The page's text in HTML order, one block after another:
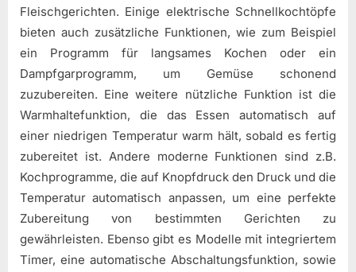
Fleischgerichten. Einige elektrische Schnellkochtöpfe
bieten auch zusätzliche Funktionen, wie zum Beispiel
ein Programm für langsames Kochen oder ein
Dampfgarprogramm, um Gemüse schonend
zuzubereiten. Eine weitere nützliche Funktion ist die
Warmhaltefunktion, die das Essen automatisch auf
einer niedrigen Temperatur warm hält, sobald es fertig
zubereitet ist. Andere moderne Funktionen sind z.B.
Kochprogramme, die auf Knopfdruck den Druck und die
Temperatur automatisch anpassen, um eine perfekte
Zubereitung von bestimmten Gerichten zu
gewährleisten. Ebenso gibt es Modelle mit integriertem
Timer, eine automatische Abschaltungsfunktion, sowie